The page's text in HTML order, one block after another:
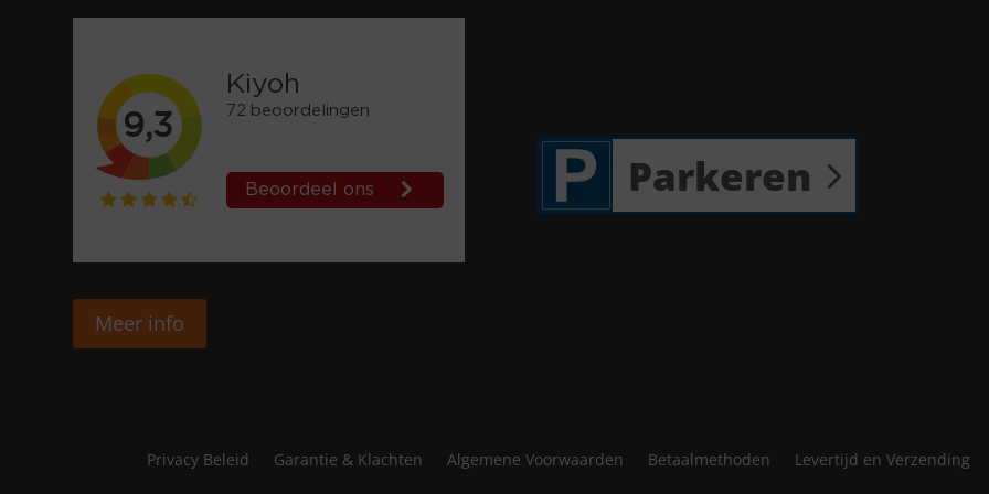
Meer info
Parkeren
Privacy Beleid Garantie & Klachten Algemene Voorwaarden Betaalmethoden Levertijd en Verzending